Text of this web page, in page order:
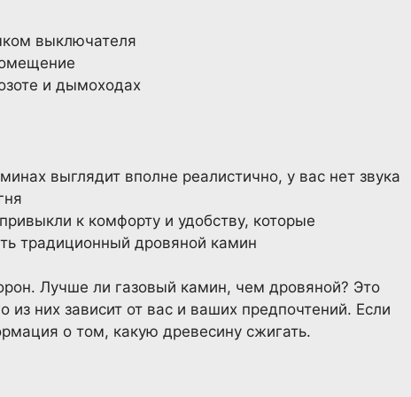
выключателя
и дымоходах
выглядит вполне реалистично, у вас нет звука
к комфорту и удобству, которые
традиционный дровяной камин
Лучше ли газовый камин, чем дровяной? Это
из них зависит от вас и ваших предпочтений. Если
о том, какую древесину сжигать.